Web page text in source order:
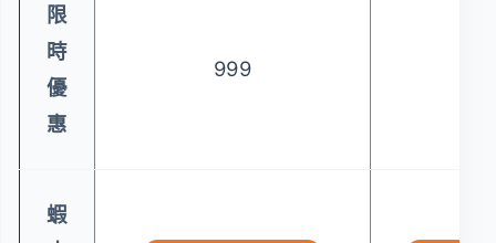
限
時
優
惠
999
蝦